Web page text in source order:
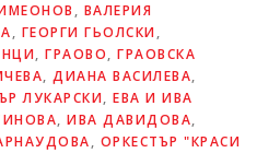
, ВАЛЕРИЯ
, ГЕОРГИ ГЬОЛСКИ,
, ГРАОВО, ГРАОВСКА
, ДИАНА ВАСИЛЕВА,
ЛУКАРСКИ, ЕВА И ИВА
, ИВА ДАВИДОВА,
, ОРКЕСТЪР "КРАСИ